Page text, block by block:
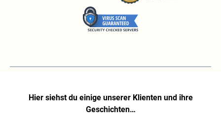
Hier siehst du einige unserer Klienten und ihre
Geschichten…